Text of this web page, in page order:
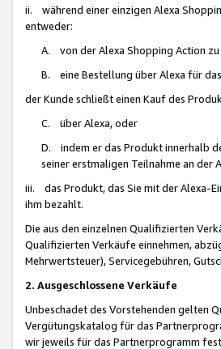
ii. während einer einzigen Alexa
entweder:
A. von der Alexa Shopping Action
B. eine Bestellung über Alexa für
der Kunde schließt einen Kauf des
C. über Alexa, oder
D. indem er das Produkt innerhalb
seiner erstmaligen Teilnahme an der
iii. das Produkt, das Sie mit der Alexa-
ihm bezahlt.
Die aus den einzelnen Qualifizierten
Qualifizierten Verkäufe einnehmen,
Mehrwertsteuer), Servicegebühren,
2. Ausgeschlossene Verkäufe
Unbeschadet des Vorstehenden gelten
Vergütungskatalog für das
wir jeweils für das Partnerprogramm